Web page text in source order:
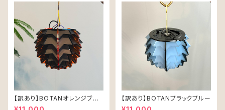
【訳あり】BOTANオレンジブラッ
ク
【訳あり】BOTANブラックブルー